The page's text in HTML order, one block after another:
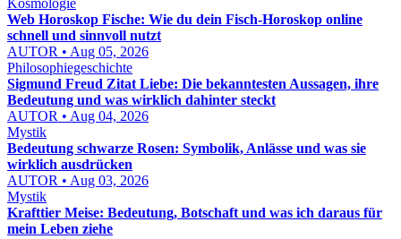
Kosmologie
Web Horoskop Fische: Wie du dein Fisch-Horoskop online
schnell und sinnvoll nutzt
AUTOR • Aug 05, 2026
Philosophiegeschichte
Sigmund Freud Zitat Liebe: Die bekanntesten Aussagen, ihre
Bedeutung und was wirklich dahinter steckt
AUTOR • Aug 04, 2026
Mystik
Bedeutung schwarze Rosen: Symbolik, Anlässe und was sie
wirklich ausdrücken
AUTOR • Aug 03, 2026
Mystik
Krafttier Meise: Bedeutung, Botschaft und was ich daraus für
mein Leben ziehe